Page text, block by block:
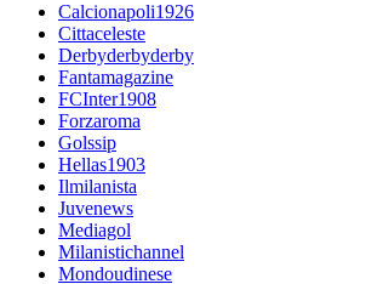
Calcionapoli1926
Cittaceleste
Derbyderbyderby
Fantamagazine
FCInter1908
Forzaroma
Golssip
Hellas1903
Ilmilanista
Juvenews
Mediagol
Milanistichannel
Mondoudinese